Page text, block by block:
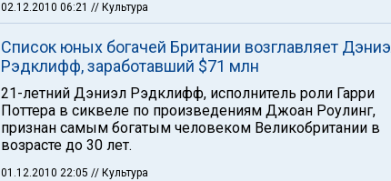
02.12.2010 06:21 // Культура
Список юных богачей Британии возглавляет
Рэдклифф, заработавший $71 млн
21-летний Дэниэл Рэдклифф, исполнитель роли Гарри
Поттера в сиквеле по произведениям Джоан Роулинг,
признан самым богатым человеком Великобритании в
возрасте до 30 лет.
01.12.2010 22:05 // Культура